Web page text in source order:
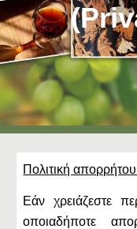
Πολιτική
Εάν χρειάζεστε
οποιαδήποτε